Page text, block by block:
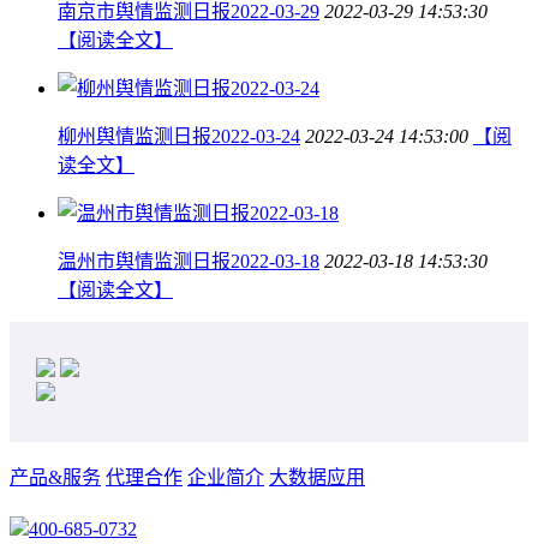
南京市舆情监测日报2022-03-29 2022-03-29 14:53:30
【阅读全文】
柳州舆情监测日报2022-03-24 2022-03-24 14:53:00
【阅
读全文】
温州市舆情监测日报2022-03-18 2022-03-18 14:53:30
【阅读全文】
产品&服务 代理合作 企业简介 大数据应用
400-685-0732